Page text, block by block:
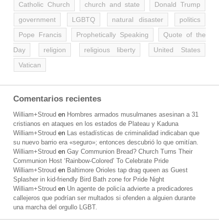
Catholic Church church and state
Donald Trump
government
LGBTQ natural disaster
politics
Pope Francis
Prophetically Speaking
Quote of the
Day
religion religious liberty
United States
Vatican
Comentarios recientes
William+Stroud en Hombres armados musulmanes asesinan a 31
cristianos en ataques en los estados de Plateau y Kaduna
William+Stroud en Las estadísticas de criminalidad indicaban que
su nuevo barrio era «seguro»; entonces descubrió lo que omitían.
William+Stroud en Gay Communion Bread? Church Turns Their
Communion Host ‘Rainbow-Colored’ To Celebrate Pride
William+Stroud en Baltimore Orioles tap drag queen as Guest
Splasher in kid-friendly Bird Bath zone for Pride Night
William+Stroud en Un agente de policía advierte a predicadores
callejeros que podrían ser multados si ofenden a alguien durante
una marcha del orgullo LGBT.